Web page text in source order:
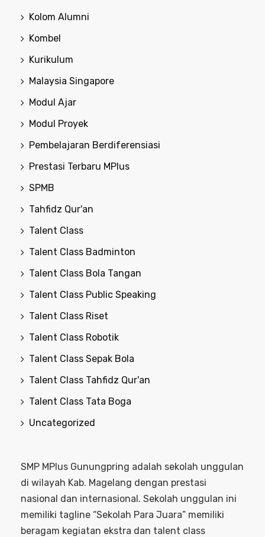
Kolom Alumni
Kombel
Kurikulum
Malaysia Singapore
Modul Ajar
Modul Proyek
Pembelajaran Berdiferensiasi
Prestasi Terbaru MPlus
SPMB
Tahfidz Qur'an
Talent Class
Talent Class Badminton
Talent Class Bola Tangan
Talent Class Public Speaking
Talent Class Riset
Talent Class Robotik
Talent Class Sepak Bola
Talent Class Tahfidz Qur'an
Talent Class Tata Boga
Uncategorized
SMP MPlus Gunungpring adalah sekolah unggulan
di wilayah Kab. Magelang dengan prestasi
nasional dan internasional. Sekolah unggulan ini
memiliki tagline “Sekolah Para Juara” memiliki
beragam kegiatan ekstra dan talent class